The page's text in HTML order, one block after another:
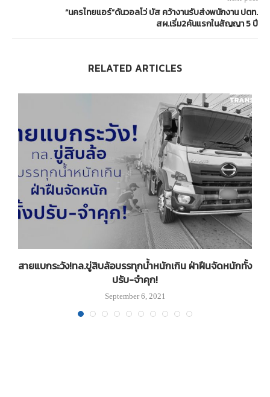
“นครไทยแอร์”ดันวอลโว่ บัส คว้างานรับส่งพนักงาน ปตท.
สผ.เริ่ม2คันแรกในสัญญา 5 ปี
RELATED ARTICLES
สายแบกระวัง!ทล.ขู่สิบล้อบรรทุกน้ำหนักเกิน ฝ่าฝืนจัดหนักทั้ง
ปรับ-จำคุก!
September 6, 2021